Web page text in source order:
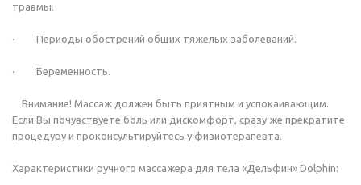
травмы.
· Периоды обострений общих тяжелых заболеваний.
· Беременность.
Внимание! Массаж должен быть приятным и успокаивающим.
Если Вы почувствуете боль или дискомфорт, сразу же прекратите
процедуру и проконсультируйтесь у физиотерапевта.
Характеристики ручного массажера для тела «Дельфин» Dolphin: